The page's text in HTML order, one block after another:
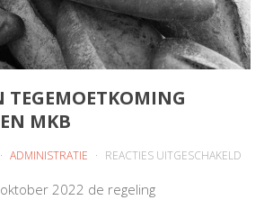
TEGEMOETKOMING
MKB
ADMINISTRATIE REACTIES UITGESCHAKELD
2022 de regeling